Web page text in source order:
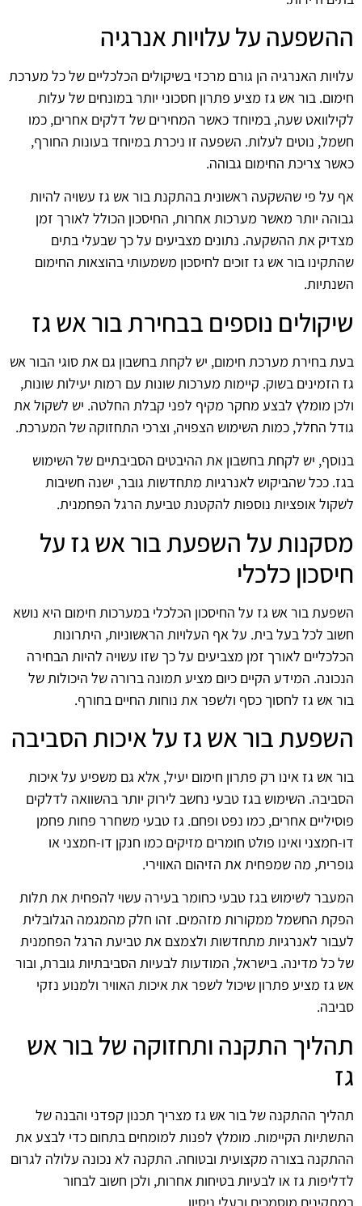
ההשפעה על עלויות אנרגיה
עלויות האנרגיה הן גורם מרכזי בשיקולים הכלכליים של כל מערכת
חימום. בור אש גז מציע פתרון חסכוני יותר במונחים של עלות
לקילוואט שעה, במיוחד כאשר המחירים של דלקים אחרים, כמו
חשמל, נוטים לעלות. השפעה זו ניכרת במיוחד בעונות החורף,
כאשר צריכת החימום גבוהה.
אף על פי שהשקעה ראשונית בהתקנת בור אש גז עשויה להיות
גבוהה יותר מאשר מערכות אחרות, החיסכון הכולל לאורך זמן
מצדיק את ההשקעה. נתונים מצביעים על כך שבעלי בתים
שהתקינו בור אש גז זוכים לחיסכון משמעותי בהוצאות החימום
השנתיות.
שיקולים נוספים בבחירת בור אש גז
בעת בחירת מערכת חימום, יש לקחת בחשבון גם את סוגי הבור אש
גז הזמינים בשוק. קיימות מערכות שונות עם רמות יעילות שונות,
ולכן מומלץ לבצע מחקר מקיף לפני קבלת החלטה. יש לשקול את
גודל החלל, כמות השימוש הצפויה, וצרכי התחזוקה של המערכת.
בנוסף, יש לקחת בחשבון את ההיבטים הסביבתיים של השימוש
בגז. ככל שהביקוש לאנרגיות מתחדשות גובר, ישנה חשיבות
לשקול אופציות נוספות להקטנת טביעת הרגל הפחמנית.
מסקנות על השפעת בור אש גז על
חיסכון כלכלי
השפעת בור אש גז על החיסכון הכלכלי במערכות חימום היא נושא
חשוב לכל בעל בית. על אף העלויות הראשוניות, היתרונות
הכלכליים לאורך זמן מצביעים על כך שזו עשויה להיות הבחירה
הנכונה. המידע הקיים כיום מציע תמונה ברורה של היכולות של
בור אש גז לחסוך כסף ולשפר את נוחות החיים בחורף.
השפעת בור אש גז על איכות הסביבה
בור אש גז אינו רק פתרון חימום יעיל, אלא גם משפיע על איכות
הסביבה. השימוש בגז טבעי נחשב לירוק יותר בהשוואה לדלקים
פוסיליים אחרים, כמו נפט ופחם. גז טבעי משחרר פחות פחמן
דו-חמצני ואינו פולט חומרים מזיקים כמו חנקן דו-חמצני או
גופרית, מה שמפחית את הזיהום האווירי.
המעבר לשימוש בגז טבעי כחומר בעירה עשוי להפחית את תלות
הפקת החשמל ממקורות מזהמים. זהו חלק מהמגמה הגלובלית
לעבור לאנרגיות מתחדשות ולצמצם את טביעת הרגל הפחמנית
של כל מדינה. בישראל, המודעות לבעיות הסביבתיות גוברת, ובור
אש גז מציע פתרון שיכול לשפר את איכות האוויר ולמנוע נזקי
סביבה.
תהליך התקנה ותחזוקה של בור אש
גז
תהליך ההתקנה של בור אש גז מצריך תכנון קפדני והבנה של
התשתיות הקיימות. מומלץ לפנות למומחים בתחום כדי לבצע את
ההתקנה בצורה מקצועית ובטוחה. התקנה לא נכונה עלולה לגרום
לדליפות גז או לבעיות בטיחות אחרות, ולכן חשוב לבחור
במתקינים מוסמכים ובעלי ניסיון.